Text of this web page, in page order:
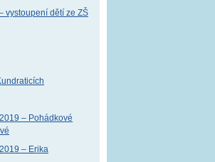
vystoupení dětí ze ZŠ
– Pohádkové
– Erika